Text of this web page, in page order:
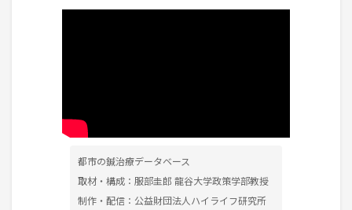
都市の鍼治療データベース
取材・構成：服部圭郎 龍谷大学政策学部教授
制作・配信：公益財団法人ハイライフ研究所